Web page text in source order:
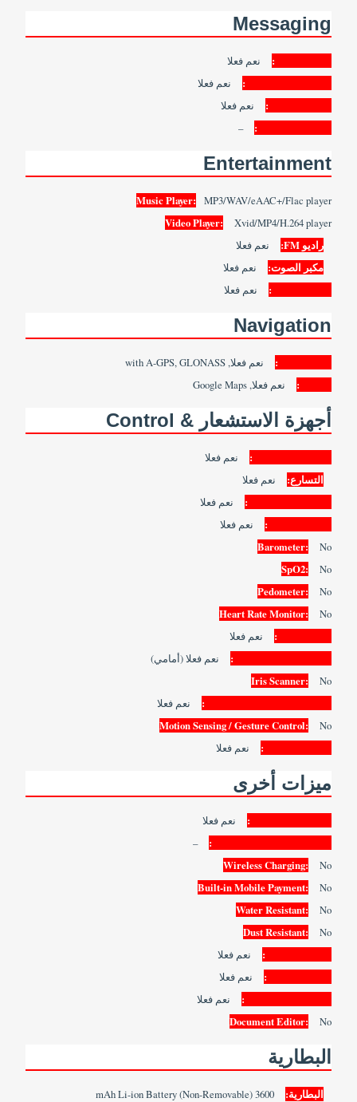
Messaging
نعم فعلا
نعم فعلا
نعم فعلا
–
Entertainment
Music Player:
MP3/WAV/eAAC+/Flac player
Video Player:
Xvid/MP4/H.264 player
راديو FM:
نعم فعلا
مكبر الصوت:
نعم فعلا
نعم فعلا
Navigation
نعم فعلا, with A-GPS, GLONASS
نعم فعلا, Google Maps
أجهزة الاستشعار & Control
نعم فعلا
التسارع:
نعم فعلا
نعم فعلا
نعم فعلا
Barometer:
No
SpO2:
No
Pedometer:
No
Heart Rate Monitor:
No
نعم فعلا
نعم فعلا (أمامي)
Iris Scanner:
No
نعم فعلا
Motion Sensing / Gesture Control:
No
نعم فعلا
ميزات أخرى
نعم فعلا
–
Wireless Charging:
No
Built-in Mobile Payment:
No
Water Resistant:
No
Dust Resistant:
No
نعم فعلا
نعم فعلا
نعم فعلا
Document Editor:
No
البطارية
البطارية: